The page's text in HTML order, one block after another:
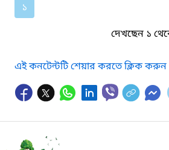
১
দেখছেন ১
এই কনটেন্টটি শেয়ার করতে ক্লিক করুন